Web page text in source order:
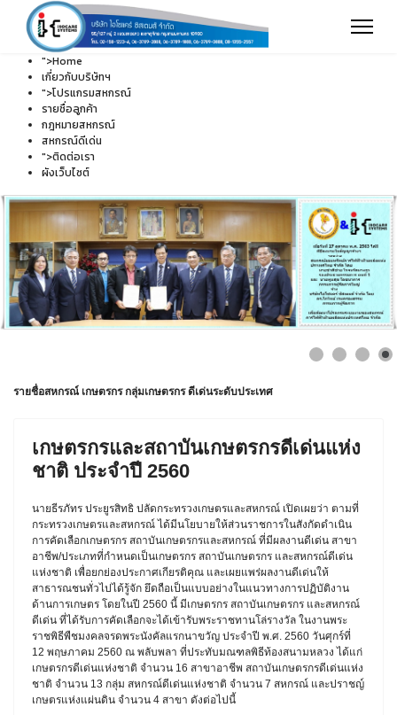
">Home
เกี่ยวกับบริษัทฯ
">โปรแกรมสหกรณ์
รายชื่อลูกค้า
กฎหมายสหกรณ์
สหกรณ์ดีเด่น
">ติดต่อเรา
ผังเว็บไซต์
รายชื่อสหกรณ์ เกษตรกร กลุ่มเกษตรกร ดีเด่นระดับประเทศ
เกษตรกรและสถาบันเกษตรกรดีเด่นแห่ง
ชาติ ประจำปี 2560
นายธีรภัทร ประยูรสิทธิ ปลัดกระทรวงเกษตรและสหกรณ์ เปิดเผยว่า ตามที่
กระทรวงเกษตรและสหกรณ์ ได้มีนโยบายให้ส่วนราชการในสังกัดดำเนิน
การคัดเลือกเกษตรกร สถาบันเกษตรกรและสหกรณ์ ที่มีผลงานดีเด่น สาขา
อาชีพ/ประเภทที่กำหนดเป็นเกษตรกร สถาบันเกษตรกร และสหกรณ์ดีเด่น
แห่งชาติ เพื่อยกย่องประกาศเกียรติคุณ และเผยแพร่ผลงานดีเด่นให้
สาธารณชนทั่วไปได้รู้จัก ยึดถือเป็นแบบอย่างในแนวทางการปฏิบัติงาน
ด้านการเกษตร โดยในปี 2560 นี้ มีเกษตรกร สถาบันเกษตรกร และสหกรณ์
ดีเด่น ที่ได้รับการคัดเลือกจะได้เข้ารับพระราชทานโล่รางวัล ในงานพระ
ราชพิธีพืชมงคลจรดพระนังคัลแรกนาขวัญ ประจำปี พ.ศ. 2560 วันศุกร์ที่
12 พฤษภาคม 2560 ณ พลับพลา ที่ประทับมณฑลพิธีท้องสนามหลวง ได้แก่
เกษตรกรดีเด่นแห่งชาติ จำนวน 16 สาขาอาชีพ สถาบันเกษตรกรดีเด่นแห่ง
ชาติ จำนวน 13 กลุ่ม สหกรณ์ดีเด่นแห่งชาติ จำนวน 7 สหกรณ์ และปราชญ์
เกษตรแห่งแผ่นดิน จำนวน 4 สาขา ดังต่อไปนี้